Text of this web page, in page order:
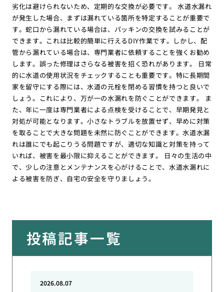
劣化は避けられないため、定期的な交換が必要です。 水道水漏れ
が発生した場合、まずは漏れている箇所を特定することが重要で
す。蛇口から漏れている場合は、パッキンの交換を試みることが
できます。これは比較的簡単に行えるDIY作業です。しかし、配
管から漏れている場合は、専門業者に依頼することを強くお勧め
します。誤った修理はさらなる被害を招く恐れがあります。 日常
的に水道の使用状況をチェックすることも重要です。特に長期間
家を留守にする際には、水道の元栓を閉める習慣を持つと良いで
しょう。これにより、万が一の水漏れを防ぐことができます。 ま
た、年に一度は専門業者による点検を受けることで、早期発見と
対処が可能となります。小さなトラブルを放置せず、早めに対策
を取ることで大きな問題を未然に防ぐことができます。水道水漏
れは誰にでも起こりうる問題ですが、適切な知識と対策を持って
いれば、被害を最小限に抑えることができます。 日々の生活の中
で、少しの注意とメンテナンスを心がけることで、水道水漏れに
よる被害を防ぎ、自宅の安全を守りましょう。
投稿記事一覧
2026.08.07